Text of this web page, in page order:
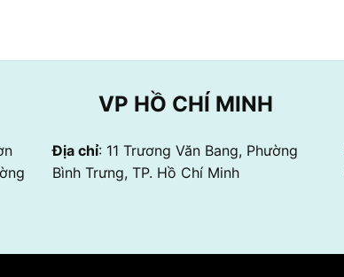
VP HỒ CHÍ MINH
Địa chỉ: 11 Trương Văn Bang, Phường
Bình Trưng, TP. Hồ Chí Minh